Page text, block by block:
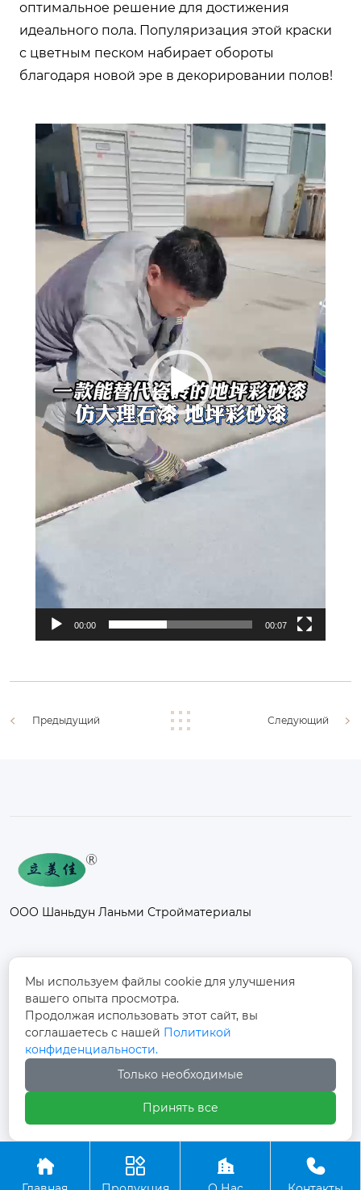
оптимальное решение для достижения
идеального пола. Популяризация этой краски
с цветным песком набирает обороты
благодаря новой эре в декорировании полов!
器
00:00 00:07
Предыдущий Следующий
ООО Шаньдун Ланьми Стройматериалы

Промышленный парк Фанси, к северу от
дороги Дуншоу, улица Фанси, поселок
Фанси, город Юйчэн, город Дэчжоу,
провинция Шаньдун
+86-13012997728
Авторское право©ООО Шаньдун Ланьми
   
Мы используем файлы cookie для улучшения
вашего опыта просмотра.
Продолжая использовать этот сайт, вы
соглашаетесь с нашей Политикой
конфиденциальности.
Только необходимые
Принять все